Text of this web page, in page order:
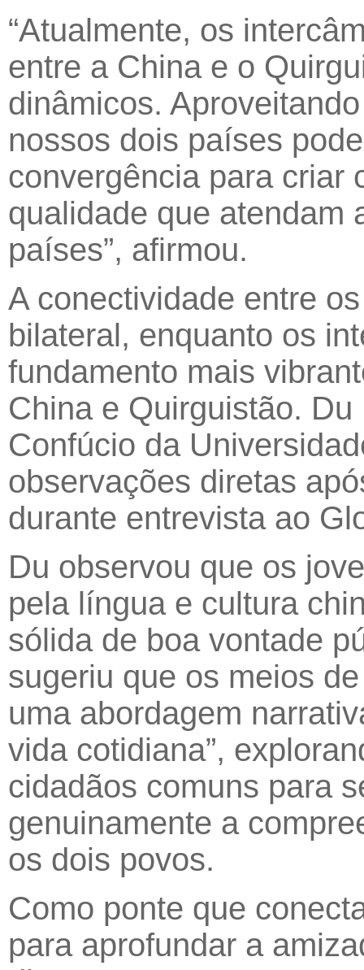
“Atualmente, os
entre a China e o
dinâmicos.
nossos dois países
convergência para criar
qualidade que atendam
países”, afirmou.
A conectividade entre
bilateral, enquanto os
fundamento mais
China e Quirguistão.
Confúcio da
observações diretas
durante entrevista ao
Du observou que os
pela língua e cultura
sólida de boa vontade
sugeriu que os meios
uma abordagem
vida cotidiana”,
cidadãos comuns para
genuinamente a
os dois povos.
Como ponte que
para aprofundar a